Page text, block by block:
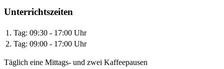
Unterrichtszeiten
1. Tag: 09:30 - 17:00 Uhr
2. Tag: 09:00 - 17:00 Uhr
Täglich eine Mittags- und zwei Kaffeepausen